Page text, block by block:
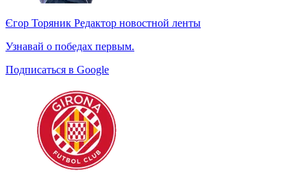
Єгор Торяник Редактор новостной ленты
Узнавай о победах первым.
Подписаться в Google